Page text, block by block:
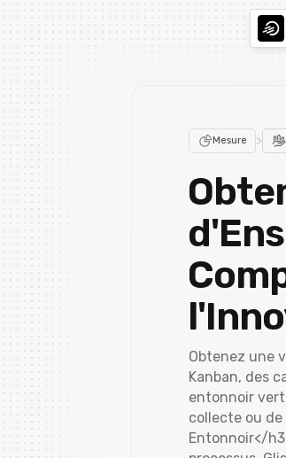
Mesure >
Obtenez une
Kanban, des
entonnoir
collecte ou de
Entonnoir</